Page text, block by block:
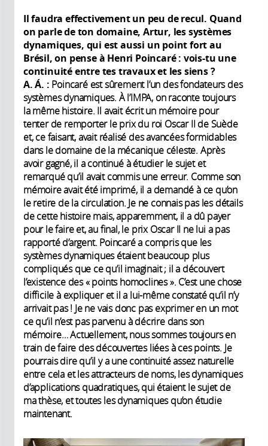
Il faudra effectivement un peu de recul. Quand
on parle de ton domaine, Artur, les systèmes
dynamiques, qui est aussi un point fort au
Brésil, on pense à Henri Poincaré : vois-tu une
continuité entre tes travaux et les siens ?
A. Á. : Poincaré est sûrement l’un des fondateurs des
systèmes dynamiques. À l’IMPA, on raconte toujours
la même histoire. Il avait écrit un mémoire pour
tenter de remporter le prix du roi Oscar II de Suède
et, ce faisant, avait réalisé des avancées formidables
dans le domaine de la mécanique céleste. Après
avoir gagné, il a continué à étudier le sujet et
remarqué qu’il avait commis une erreur. Comme son
mémoire avait été imprimé, il a demandé à ce qu’on
le retire de la circulation. Je ne connais pas les détails
de cette histoire mais, apparemment, il a dû payer
pour le faire et, au final, le prix Oscar II ne lui a pas
rapporté d’argent. Poincaré a compris que les
systèmes dynamiques étaient beaucoup plus
compliqués que ce qu’il imaginait ; il a découvert
l’existence des « points homoclines ». C’est une chose
difficile à expliquer et il a lui-même constaté qu’il n’y
arrivait pas ! Je ne vais donc pas exprimer en un mot
ce qu’il n’est pas parvenu à décrire dans son
mémoire… Actuellement, nous sommes toujours en
train de faire des découvertes liées à ces points. Je
pourrais dire qu’il y a une continuité assez naturelle
entre cela et les attracteurs de noms, les dynamiques
d’applications quadratiques, qui étaient le sujet de
ma thèse, et toutes les dynamiques qu’on étudie
maintenant.